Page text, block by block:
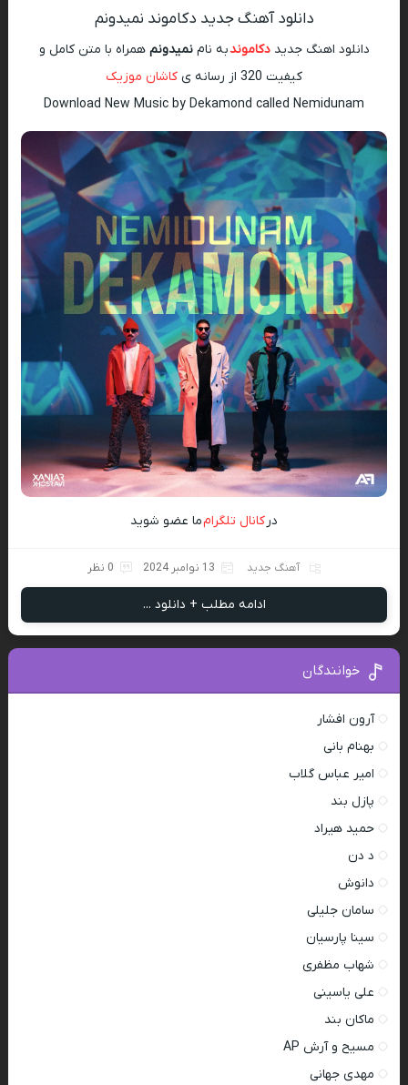
دانلود آهنگ جدید دکاموند نمیدونم
دانلود اهنگ جدیددکاموندبه نامنمیدونم همراه با متن کامل و
کیفیت 320 از رسانه ی
کاشان موزیک
Download New Music by Dekamond called Nemidunam
درکانال تلگرامما عضو شوید
آهنگ جدید 13 نوامبر 2024 0 نظر
ادامه مطلب + دانلود ...
خوانندگان
آرون افشار
بهنام بانی
امیر عباس گلاب
پازل بند
حمید هیراد
د دن
دانوش
سامان جلیلی
سینا پارسیان
شهاب مظفری
علی یاسینی
ماکان بند
مسیح و آرش AP
مهدی جهانی